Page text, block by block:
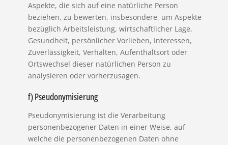
Aspekte, die sich auf eine natürliche Person
beziehen, zu bewerten, insbesondere, um Aspekte
bezüglich Arbeitsleistung, wirtschaftlicher Lage,
Gesundheit, persönlicher Vorlieben, Interessen,
Zuverlässigkeit, Verhalten, Aufenthaltsort oder
Ortswechsel dieser natürlichen Person zu
analysieren oder vorherzusagen.
f) Pseudonymisierung
Pseudonymisierung ist die Verarbeitung
personenbezogener Daten in einer Weise, auf
welche die personenbezogenen Daten ohne